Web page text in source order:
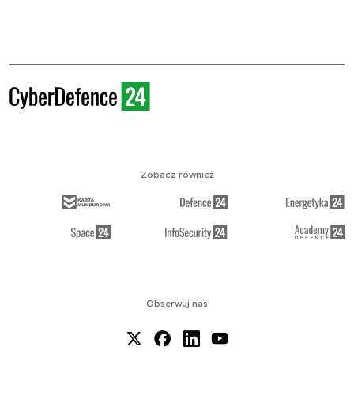
Obserwuj nas
Zobacz również